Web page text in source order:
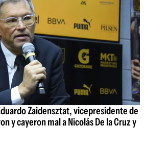
Zaidensztat, vicepresidente de
y cayeron mal a Nicolás De la Cruz y